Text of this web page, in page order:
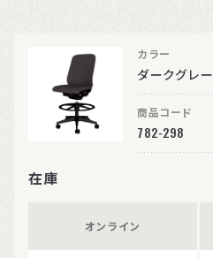
カラー
ダークグレー
商品コード
782-298
在庫
オンライン